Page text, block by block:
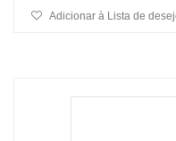
Adicionar à Lista de